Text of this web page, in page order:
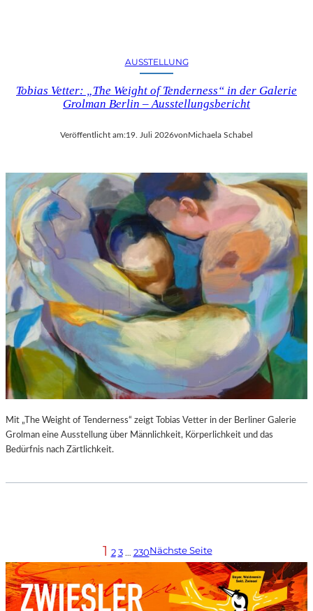
AUSSTELLUNG
Tobias Vetter: „The Weight of Tenderness“ in der Galerie
Grolman Berlin – Ausstellungsbericht
Veröffentlicht am:19. Juli 2026vonMichaela Schabel
Mit „The Weight of Tenderness“ zeigt Tobias Vetter in der Berliner Galerie
Grolman eine Ausstellung über Männlichkeit, Körperlichkeit und das
Bedürfnis nach Zärtlichkeit.
1 2 3 … 230Nächste Seite